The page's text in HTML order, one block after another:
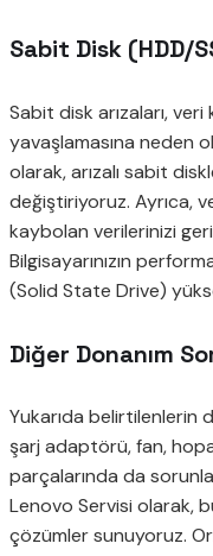
Sabit Disk (HDD/
Sabit disk arızaları, veri
yavaşlamasına neden
olarak, arızalı sabit
değiştiriyoruz. Ayrıca,
kaybolan verilerinizi
Bilgisayarınızın
(Solid State Drive)
Diğer Donanım
Yukarıda belirtilenlerin
şarj adaptörü, fan,
parçalarında da
Lenovo Servisi olarak,
çözümler sunuyoruz.